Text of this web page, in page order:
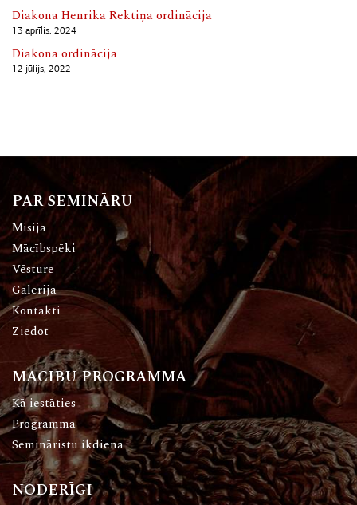
Diakona Henrika Rektiņa ordinācija
13 aprīlis, 2024
Diakona ordinācija
12 jūlijs, 2022
PAR SEMINĀRU
Misija
Mācībspēki
Vēsture
Galerija
Kontakti
Ziedot
MĀCĪBU PROGRAMMA
Kā iestāties
Programma
Semināristu ikdiena
NODERĪGI